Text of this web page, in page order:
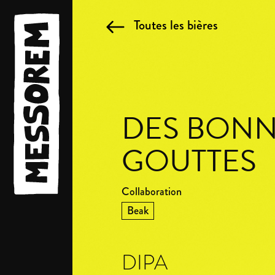
Toutes les bières
DES
GOUTTES
Collaboration
Beak
DIPA